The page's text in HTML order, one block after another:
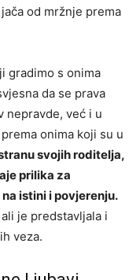
od mržnje prema
gradimo s onima
da se prava
nepravde, već i u
onima koji su u
svojih roditelja,
prilika za
istini i povjerenju.
je predstavljala i
veza.